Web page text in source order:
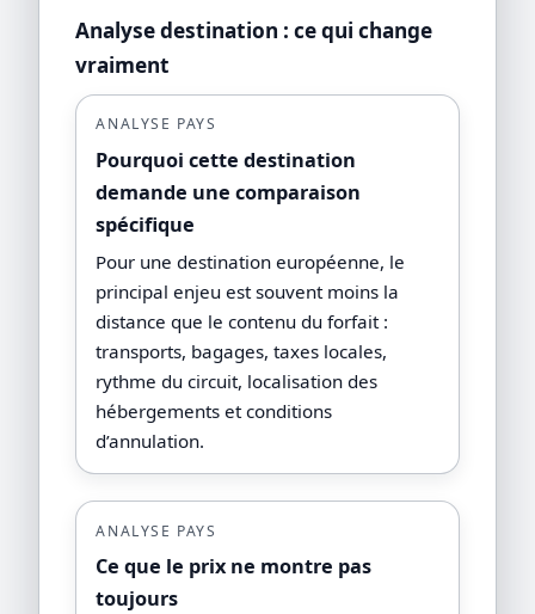
Analyse destination : ce qui change
vraiment
ANALYSE PAYS
Pourquoi cette destination
demande une comparaison
spécifique
Pour une destination européenne, le
principal enjeu est souvent moins la
distance que le contenu du forfait :
transports, bagages, taxes locales,
rythme du circuit, localisation des
hébergements et conditions
d’annulation.
ANALYSE PAYS
Ce que le prix ne montre pas
toujours